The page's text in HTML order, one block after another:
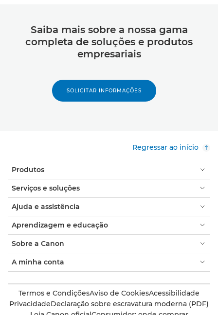
Saiba mais sobre a nossa gama
completa de soluções e produtos
empresariais
SOLICITAR INFORMAÇÕES
Regressar ao início
Produtos
Serviços e soluções
Ajuda e assistência
Aprendizagem e educação
Sobre a Canon
A minha conta
Termos e CondiçõesAviso de CookiesAcessibilidade
PrivacidadeDeclaração sobre escravatura moderna (PDF)